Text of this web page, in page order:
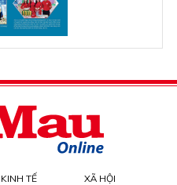
KINH TẾ XÃ HỘI